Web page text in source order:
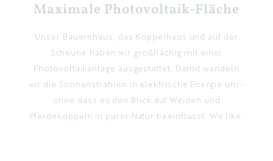
Maximale Photovoltaik-Fläche
Unser Bauernhaus, das Koppelhaus und auf der
Scheune haben wir großflächig mit einer
Photovoltaikanlage ausgestattet. Damit wandeln
wir die Sonnenstrahlen in elektrische Energie um -
ohne dass es den Blick auf Weiden und
Pferdekoppeln in purer Natur beeinflusst. We like.